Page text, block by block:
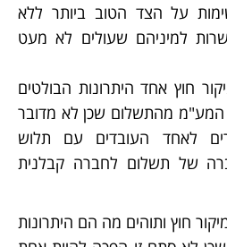
על הצד הטוב ביותר ללא
למיניהם שעולים לא מעט
חוץ אחד היתרונות הבולטים
המע"מ מהתשלום שכן לא מדובר
לאחד העובדים עם תלוש
של תשלום לחברה קבלנית
חוץ ותוהים מה הם היתרונות